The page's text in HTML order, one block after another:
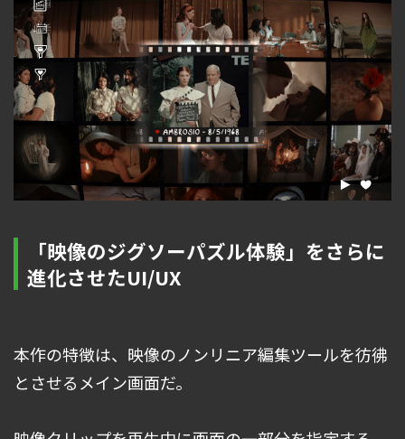
「映像のジグソーパズル体験」をさらに
進化させたUI/UX
本作の特徴は、映像のノンリニア編集ツールを彷彿
とさせるメイン画面だ。